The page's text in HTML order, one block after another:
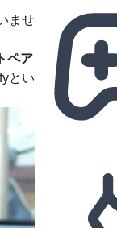
ませ
ペア
とい